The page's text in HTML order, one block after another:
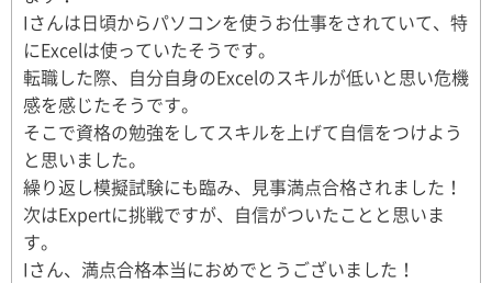
Iさんは日頃からパソコンを使うお仕事をされていて、特
にExcelは使っていたそうです。
転職した際、自分自身のExcelのスキルが低いと思い危機
感を感じたそうです。
そこで資格の勉強をしてスキルを上げて自信をつけよう
と思いました。
繰り返し模擬試験にも臨み、見事満点合格されました！
次はExpertに挑戦ですが、自信がついたことと思いま
す。
Iさん、満点合格本当におめでとうございました！